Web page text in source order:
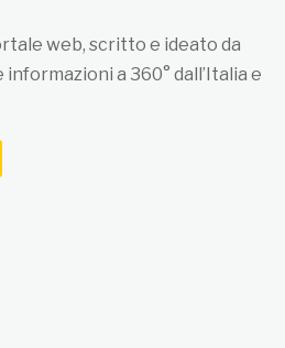
web, scritto e ideato da
a 360° dall’Italia e